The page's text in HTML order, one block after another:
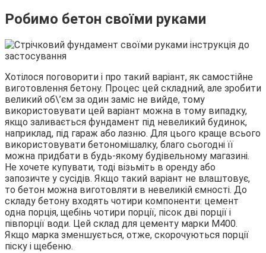
Робимо бетон своїми руками
Хотілося поговорити і про такий варіант, як самостійне
виготовлення бетону. Процес цей складний, але зробити
великий об\’єм за один заміс не вийде, тому
використовувати цей варіант можна в тому випадку,
якщо заливається фундамент під невеликий будинок,
наприклад, під гараж або лазню. Для цього краще всього
використовувати бетономішалку, благо сьогодні її
можна придбати в будь-якому будівельному магазині.
Не хочете купувати, тоді візьміть в оренду або
запозичте у сусідів. Якщо такий варіант не влаштовує,
то бетон можна виготовляти в невеликій ємності. До
складу бетону входять чотири компоненти: цемент
одна порція, щебінь чотири порції, пісок дві порції і
півпорції води. Цей склад для цементу марки М400.
Якщо марка зменшується, отже, скорочуються порції
піску і щебеню.